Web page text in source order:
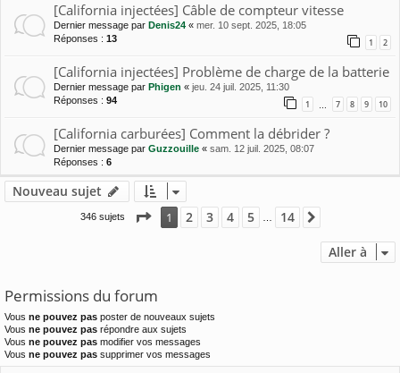
[California injectées] Câble de compteur vitesse
Dernier message par Denis24 « mer. 10 sept. 2025, 18:05
Réponses : 13 1 2
[California injectées] Problème de charge de la batterie
Dernier message par Phigen « jeu. 24 juil. 2025, 11:30
Réponses : 94 1 … 7 8 9 10
[California carburées] Comment la débrider ?
Dernier message par Guzzouille « sam. 12 juil. 2025, 08:07
Réponses : 6
Nouveau sujet
346 sujets Page 1sur 14
1 2 3 4 5 14
Aller à
Permissions du forum
Vous ne pouvez pas poster de nouveaux sujets
Vous ne pouvez pas répondre aux sujets
Vous ne pouvez pas modifier vos messages
Vous ne pouvez pas supprimer vos messages